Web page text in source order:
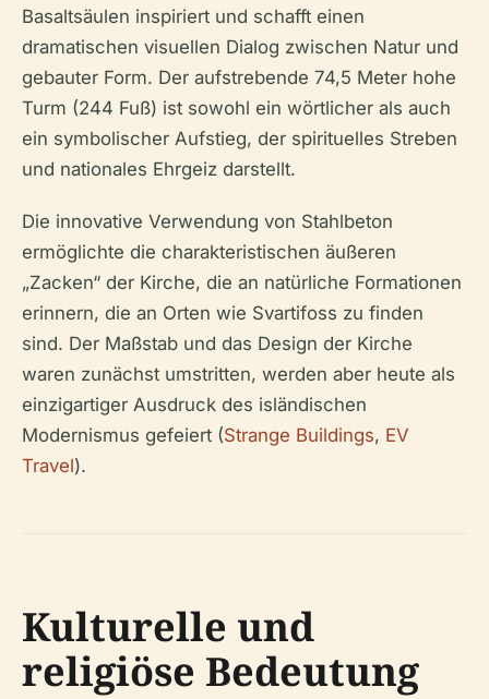
Basaltsäulen inspiriert und schafft einen
dramatischen visuellen Dialog zwischen Natur und
gebauter Form. Der aufstrebende 74,5 Meter hohe
Turm (244 Fuß) ist sowohl ein wörtlicher als auch
ein symbolischer Aufstieg, der spirituelles Streben
und nationales Ehrgeiz darstellt.
Die innovative Verwendung von Stahlbeton
ermöglichte die charakteristischen äußeren
„Zacken“ der Kirche, die an natürliche Formationen
erinnern, die an Orten wie Svartifoss zu finden
sind. Der Maßstab und das Design der Kirche
waren zunächst umstritten, werden aber heute als
einzigartiger Ausdruck des isländischen
Modernismus gefeiert (Strange Buildings, EV
Travel).
Kulturelle und
religiöse Bedeutung